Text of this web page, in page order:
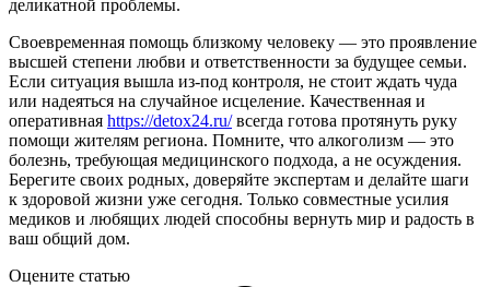
деликатной проблемы.
Своевременная помощь близкому человеку — это проявление
высшей степени любви и ответственности за будущее семьи.
Если ситуация вышла из-под контроля, не стоит ждать чуда
или надеяться на случайное исцеление. Качественная и
оперативная https://detox24.ru/всегда готова протянуть руку
помощи жителям региона. Помните, что алкоголизм — это
болезнь, требующая медицинского подхода, а не осуждения.
Берегите своих родных, доверяйте экспертам и делайте шаги
к здоровой жизни уже сегодня. Только совместные усилия
медиков и любящих людей способны вернуть мир и радость в
ваш общий дом.
Оцените статью